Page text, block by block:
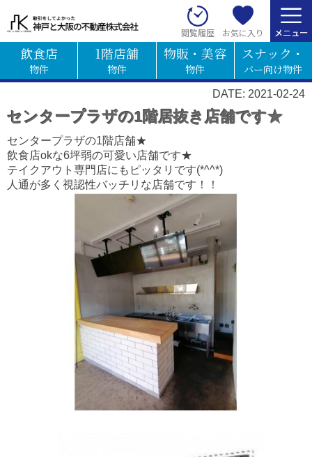
閲覧履歴 お気に入り
飲食店
物件
1階店舗
物件
物販・美容
物件
スナック・
バー向け物件
DATE: 2021-02-24
センタープラザの1階居抜き店舗です★
センタープラザの1階店舗★
飲食店okな6坪弱の可愛い店舗です★
テイクアウト専門店にもピッタリです(*^^*)
人通が多く視認性バッチリな店舗です！！